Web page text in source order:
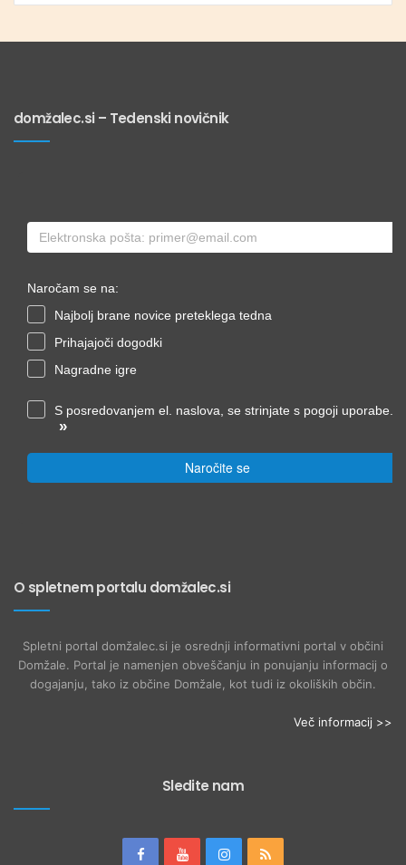
domžalec.si – Tedenski novičnik
Naročam se na:
Najbolj brane novice preteklega tedna
Prihajajoči dogodki
Nagradne igre
S posredovanjem el. naslova, se strinjate s pogoji uporabe.
»
Naročite se
O spletnem portalu domžalec.si
Spletni portal domžalec.si je osrednji informativni portal v občini
Domžale. Portal je namenjen obveščanju in ponujanju informacij o
dogajanju, tako iz občine Domžale, kot tudi iz okoliških občin.
Več informacij >>
Sledite nam